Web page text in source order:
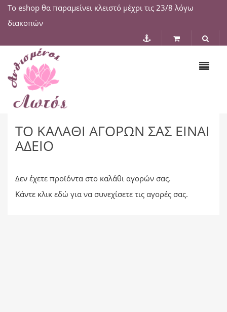
Το eshop θα παραμείνει κλειστό μέχρι τις 23/8 λόγω
διακοπών
ΤΟ ΚΑΛΆΘΙ ΑΓΟΡΏΝ ΣΑΣ ΕΊΝΑΙ
ΆΔΕΙΟ
Δεν έχετε προϊόντα στο καλάθι αγορών σας.
Κάντε κλικ εδώ για να συνεχίσετε τις αγορές σας.